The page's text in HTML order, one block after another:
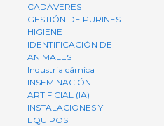
CADÁVERES
GESTIÓN DE PURINES
HIGIENE
IDENTIFICACIÓN DE
ANIMALES
Industria cárnica
INSEMINACIÓN
ARTIFICIAL (IA)
INSTALACIONES Y
EQUIPOS